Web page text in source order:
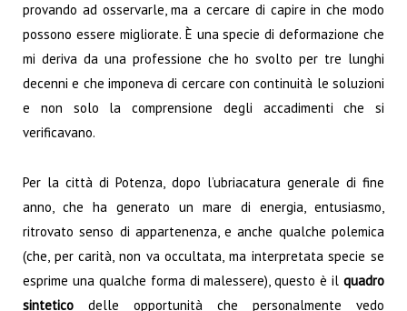
provando ad osservarle, ma a cercare di capire in che modo
possono essere migliorate. È una specie di deformazione che
mi deriva da una professione che ho svolto per tre lunghi
decenni e che imponeva di cercare con continuità le soluzioni
e non solo la comprensione degli accadimenti che si
verificavano.
Per la città di Potenza, dopo l’ubriacatura generale di fine
anno, che ha generato un mare di energia, entusiasmo,
ritrovato senso di appartenenza, e anche qualche polemica
(che, per carità, non va occultata, ma interpretata specie se
esprime una qualche forma di malessere), questo è il quadro
sintetico delle opportunità che personalmente vedo